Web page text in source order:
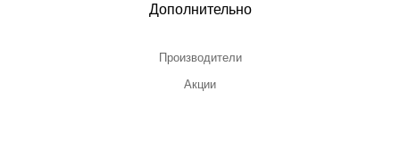
Дополнительно
Производители
Акции